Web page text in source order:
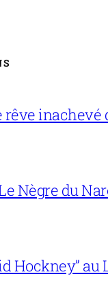
rêve inachevé
Nègre du
Hockney”